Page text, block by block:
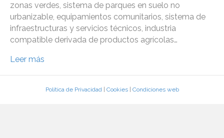
zonas verdes, sistema de parques en suelo no
urbanizable, equipamientos comunitarios, sistema de
infraestructuras y servicios técnicos, industria
compatible derivada de productos agrícolas…
Leer más
Política de Privacidad| Cookies| Condiciones web